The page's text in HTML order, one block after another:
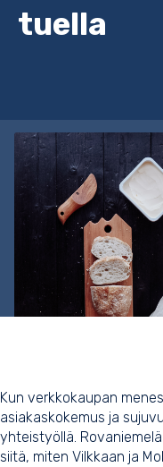
tuella
Kun verkkokaupan
asiakaskokemus ja
yhteistyöllä.
siitä, miten Vilkkaan ja